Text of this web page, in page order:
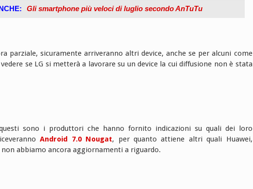
Gli smartphone più veloci di luglio secondo AnTuTu
parziale, sicuramente arriveranno altri device, anche se per alcuni come
se LG si metterà a lavorare su un device la cui diffusione non è stata
sono i produttori che hanno fornito indicazioni su quali dei loro
Android 7.0 Nougat, per quanto attiene altri quali Huawei,
abbiamo ancora aggiornamenti a riguardo.